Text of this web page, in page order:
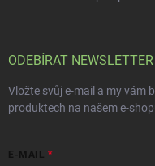
ODEBÍRAT NEWSLETTER
Vložte svůj e-mail a my vám
produktech na našem e-
E-MAIL